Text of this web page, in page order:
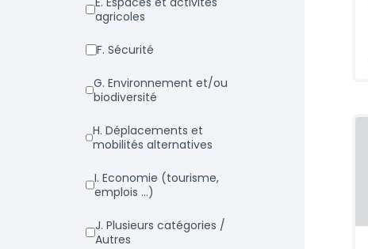
agricoles
f. Sécurité
g. Environnement et/ou
biodiversité
h. Déplacements et
mobilités alternatives
i. Economie (tourisme,
emplois ...)
j. Plusieurs catégories /
Autres